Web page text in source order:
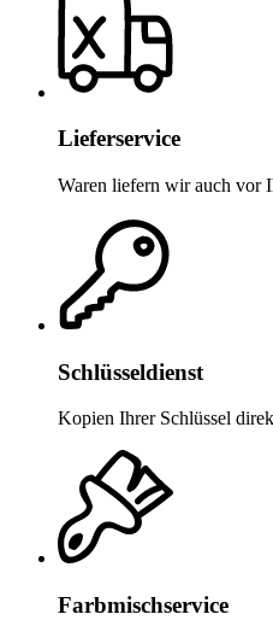
Lieferservice
Waren liefern wir auch vor
Schlüsseldienst
Kopien Ihrer Schlüssel
Farbmischservice